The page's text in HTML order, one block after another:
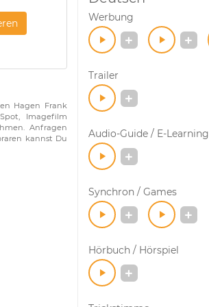
Hagen Frank
Imagefilm
Anfragen
kannst Du
Werbung
Trailer
Audio-Guide / E-Learning
Synchron / Games
Hörbuch / Hörspiel